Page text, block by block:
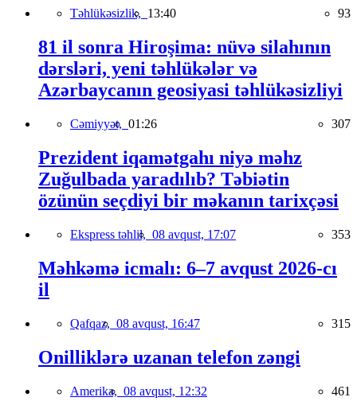
Təhlükəsizlik, 13:40 93
81 il sonra Hiroşima: nüvə silahının
dərsləri, yeni təhlükələr və
Azərbaycanın geosiyasi təhlükəsizliyi
Cəmiyyət, 01:26 307
Prezident iqamətgahı niyə məhz
Zuğulbada yaradılıb? Təbiətin
özünün seçdiyi bir məkanın tarixçəsi
Ekspress təhlil, 08 avqust, 17:07 353
Məhkəmə icmalı: 6–7 avqust 2026-cı
il
Qafqaz, 08 avqust, 16:47 315
Onilliklərə uzanan telefon zəngi
Amerika, 08 avqust, 12:32 461